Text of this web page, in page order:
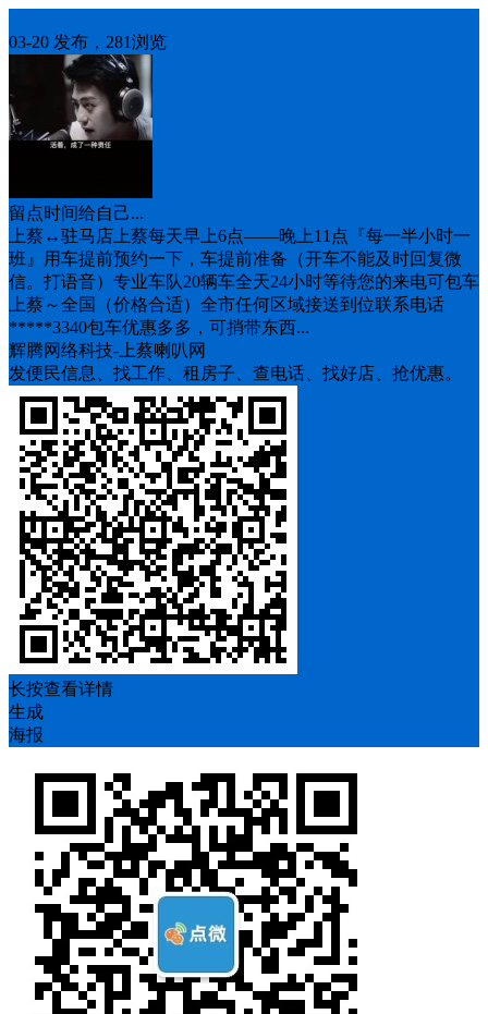
03-20 发布，281浏览
留点时间给自己...
上蔡↔️驻马店上蔡每天早上6点——晚上11点『每一半小时一
班』用车提前预约一下，车提前准备（开车不能及时回复微
信。打语音）专业车队20辆车全天24小时等待您的来电可包车
上蔡～全国（价格合适）全市任何区域接送到位联系电话
*****3340包车优惠多多，可捎带东西...
辉腾网络科技-上蔡喇叭网
发便民信息、找工作、租房子、查电话、找好店、抢优惠。
长按查看详情
生成
海报